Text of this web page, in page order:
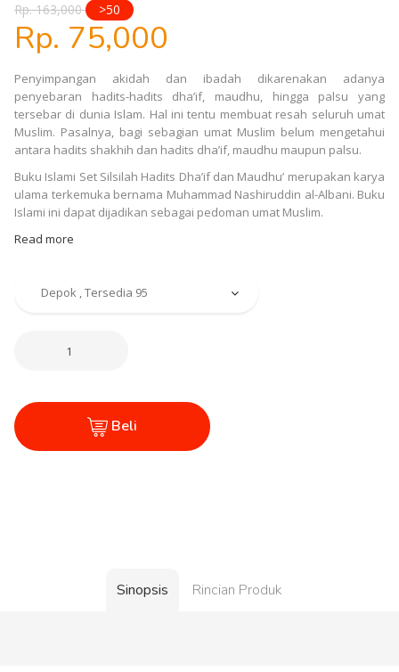
Rp. 163,000 >50
Rp. 75,000
Penyimpangan akidah dan ibadah dikarenakan adanya
penyebaran hadits-hadits dha’if, maudhu, hingga palsu yang
tersebar di dunia Islam. Hal ini tentu membuat resah seluruh umat
Muslim. Pasalnya, bagi sebagian umat Muslim belum mengetahui
antara hadits shakhih dan hadits dha’if, maudhu maupun palsu.
Buku Islami Set Silsilah Hadits Dha’if dan Maudhu’ merupakan karya
ulama terkemuka bernama Muhammad Nashiruddin al-Albani. Buku
Islami ini dapat dijadikan sebagai pedoman umat Muslim.
Read more
Beli
Sinopsis Rincian Produk